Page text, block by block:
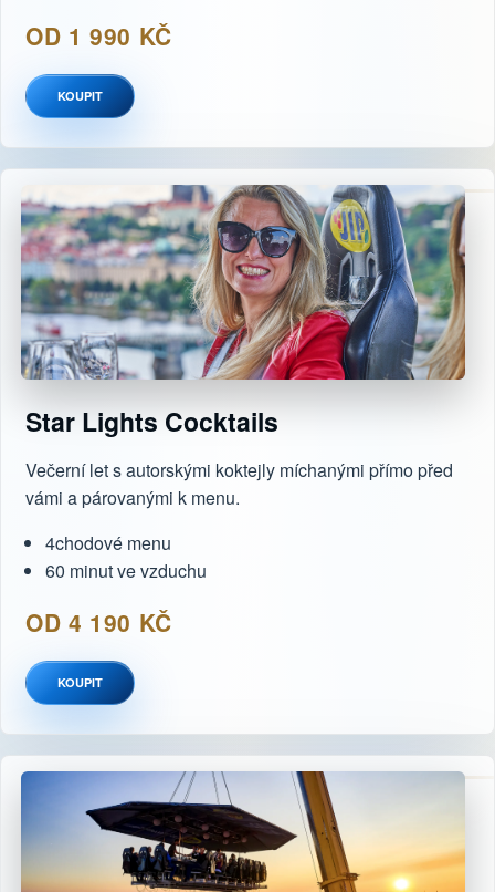
OD 1 990 KČ
KOUPIT
Star Lights Cocktails
Večerní let s autorskými koktejly míchanými přímo před
vámi a párovanými k menu.
4chodové menu
60 minut ve vzduchu
OD 4 190 KČ
KOUPIT